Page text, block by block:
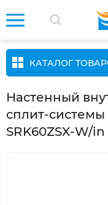
КАТАЛОГ
Настенный
сплит-
SRK60ZSX-W/in